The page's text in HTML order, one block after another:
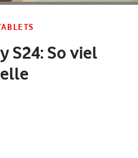
S24: So viel